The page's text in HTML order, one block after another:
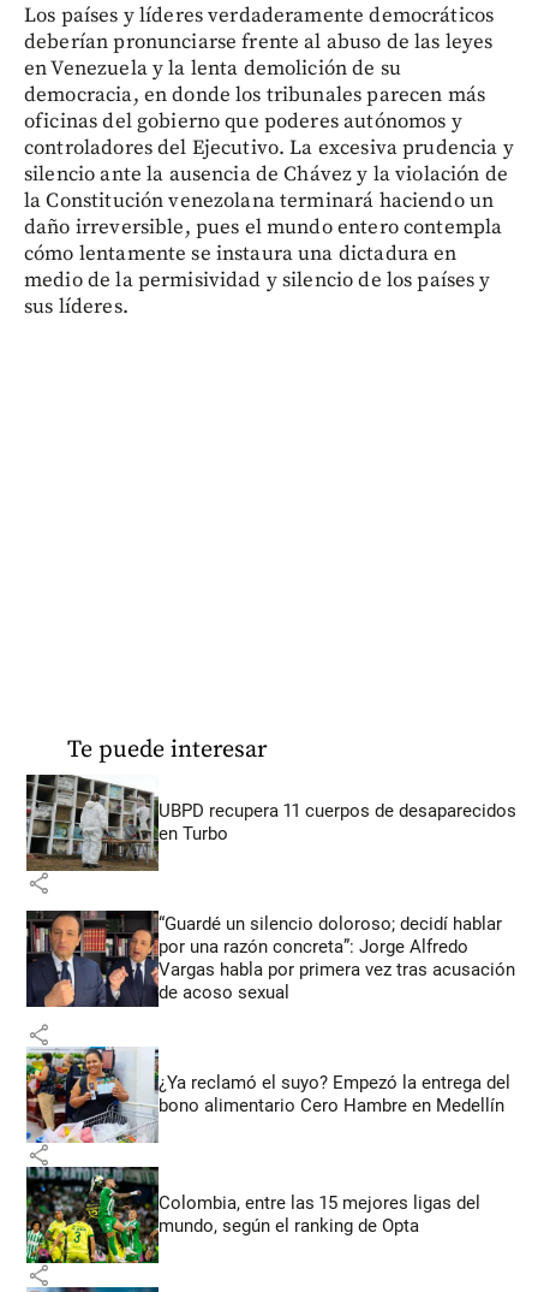
Los países y líderes verdaderamente democráticos
deberían pronunciarse frente al abuso de las leyes
en Venezuela y la lenta demolición de su
democracia, en donde los tribunales parecen más
oficinas del gobierno que poderes autónomos y
controladores del Ejecutivo. La excesiva prudencia y
silencio ante la ausencia de Chávez y la violación de
la Constitución venezolana terminará haciendo un
daño irreversible, pues el mundo entero contempla
cómo lentamente se instaura una dictadura en
medio de la permisividad y silencio de los países y
sus líderes.
Te puede interesar
UBPD recupera 11 cuerpos de desaparecidos
en Turbo
share
“Guardé un silencio doloroso; decidí hablar
por una razón concreta”: Jorge Alfredo
Vargas habla por primera vez tras acusación
de acoso sexual
share
¿Ya reclamó el suyo? Empezó la entrega del
bono alimentario Cero Hambre en Medellín
share
Colombia, entre las 15 mejores ligas del
mundo, según el ranking de Opta
share